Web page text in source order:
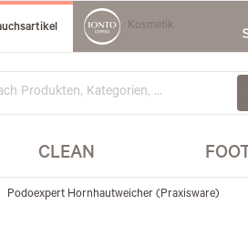
Kosmetik
CLEAN FOOT
Podoexpert Hornhautweicher (Praxisware)